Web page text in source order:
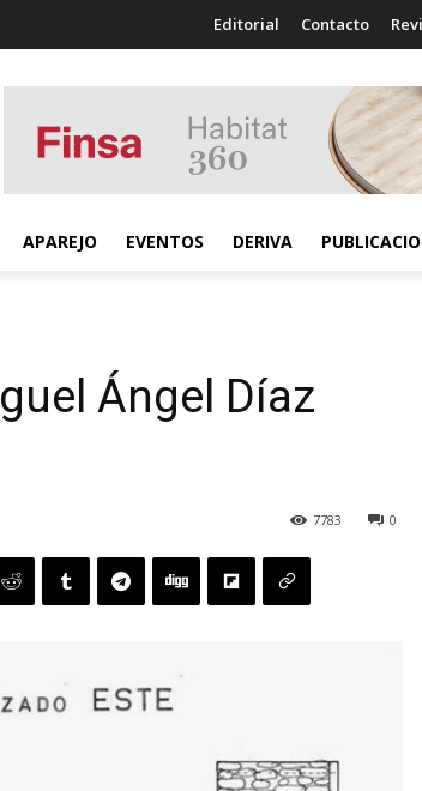
Editorial Contacto
APAREJO EVENTOS DERIVA
Ángel Díaz
0
7783